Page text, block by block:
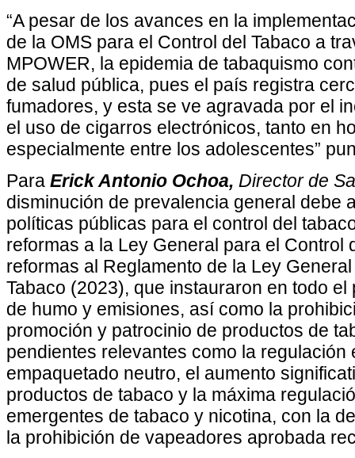
“A pesar de los avances en la
de la OMS para el Control del Tabaco a
MPOWER, la epidemia de tabaquismo
de salud pública, pues el país registra
fumadores, y esta se ve agravada por el
el uso de cigarros electrónicos, tanto en
especialmente entre los adolescentes”
Para Erick Antonio Ochoa, Director de
disminución de prevalencia general debe
políticas públicas para el control del
reformas a la Ley General para el Control
reformas al Reglamento de la Ley
Tabaco (2023), que instauraron en todo
de humo y emisiones, así como la
promoción y patrocinio de productos de
pendientes relevantes como la regulación
empaquetado neutro, el aumento
productos de tabaco y la máxima
emergentes de tabaco y nicotina, con la
la prohibición de vapeadores aprobada